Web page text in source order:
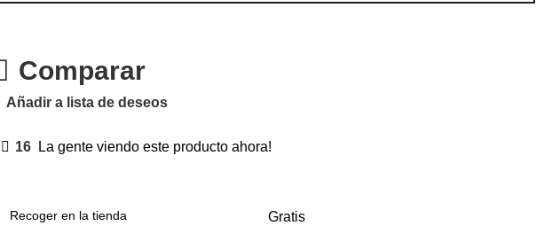
Comparar
Añadir a lista de deseos
16 La gente viendo este producto ahora!
Recoger en la tienda Gratis